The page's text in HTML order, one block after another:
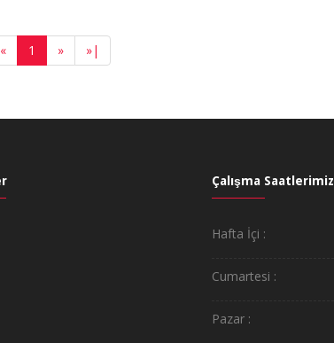
« 1 » »|
Çalışma Saatlerimiz
Hafta İçi :
Cumartesi :
Pazar :